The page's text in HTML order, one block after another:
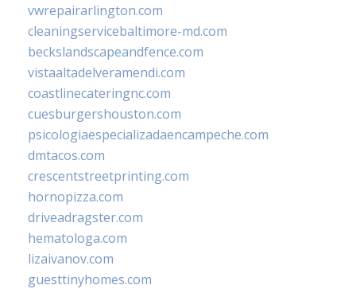
vwrepairarlington.com
cleaningservicebaltimore-md.com
beckslandscapeandfence.com
vistaaltadelveramendi.com
coastlinecateringnc.com
cuesburgershouston.com
psicologiaespecializadaencampeche.com
dmtacos.com
crescentstreetprinting.com
hornopizza.com
driveadragster.com
hematologa.com
lizaivanov.com
guesttinyhomes.com